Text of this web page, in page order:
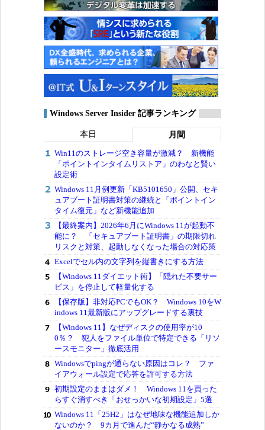
Windows Server Insider 記事ランキング
本日 月間
Win11のストレージ空き容量が激減？ 新機能
「ポイントインタイムリストア」のわなと賢い
設定術
Windows 11月例更新「KB5101650」公開、セキ
ュアブート証明書対策の継続と「ポイントイン
タイム復元」など新機能追加
【最終案内】2026年6月にWindows 11が起動不
能に？ 「セキュアブート証明書」の期限切れ
リスクと対策、起動しなくなった場合の対応策
Excelでセル内の文字列を縦書きにする方法
【Windows 11ダイエット術】「隠れた不要サー
ビス」を停止して軽量化する
【保存版】非対応PCでもOK？ Windows 10をW
indows 11最新版にアップグレードする裏技
【Windows 11】なぜディスクの使用率が10
0％？ 犯人をファイル単位で特定できる「リソ
ースモニター」徹底活用
Windowsでpingが通らない原因はコレ？ ファ
イアウォール設定で応答を許可する方法
初期設定のままはダメ！ Windows 11を買った
らすぐ消すべき「おせっかいな初期設定」5選
Windows 11「25H2」はなぜ地味な機能追加しか
ないのか？ 9カ月で進んだ“静かなる成熟”